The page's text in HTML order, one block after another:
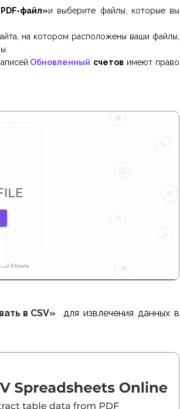
файл»и выберите файлы, которые вы
на котором расположены ваши файлы,
Обновленный счетовимеют право
в CSV»
для извлечения данных в